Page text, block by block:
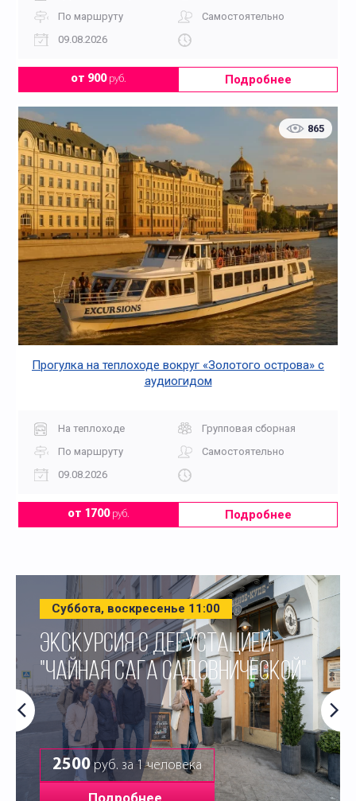
По маршруту
Самостоятельно
09.08.2026
от 900руб. Подробнее
865
Прогулка на теплоходе вокруг «Золотого острова» с
аудиогидом
На теплоходе
Групповая сборная
По маршруту
Самостоятельно
09.08.2026
от 1700руб. Подробнее
Суббота, воскресенье 11:00
ЭКСКУРСИЯ С ДЕГУСТАЦИЕЙ:
"ЧАЙНАЯ САГА САДОВНИЧЕСКОЙ"
2500руб. за 1 человека
Подробнее.